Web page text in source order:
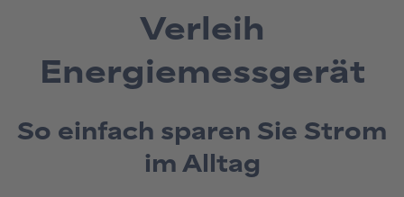
Verleih
Energiemessgerät
So einfach sparen Sie Strom
im Alltag